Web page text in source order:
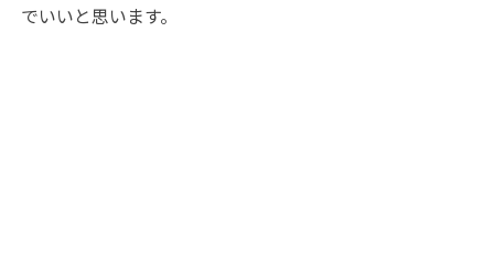
でいいと思います。